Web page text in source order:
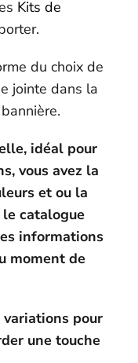
Kits de
du choix de
jointe dans la
idéal pour
vous avez la
et ou la
catalogue
informations
moment de
pour
une touche